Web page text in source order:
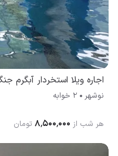
اجاره ویلا استخردار آبگرم
نوشهر 2 خوابه
هر شب از ۸٬۵۰۰٬۰۰۰ تومان